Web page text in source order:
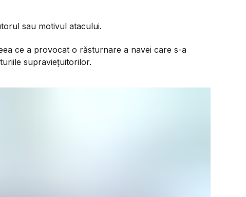
sau motivul atacului.
ce a provocat o răsturnare a navei care s-a
supravieţuitorilor.